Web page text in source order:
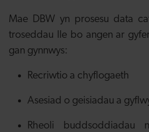
Mae DBW yn prosesu data
troseddau lle bo angen ar
gan gynnwys:
Recriwtio a chyflogaeth
Asesiad o geisiadau a
Rheoli buddsoddiadau